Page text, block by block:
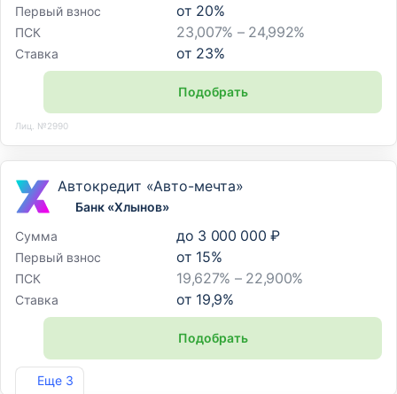
Первый взнос от 20%
ПСК 23,007% – 24,992%
Ставка от 23%
Подобрать
Лиц. №2990
Еще 3
Автокредит «Авто-мечта»
Банк «Хлынов»
Сумма
до 3 000 000 ₽
Первый взнос от 15%
ПСК 19,627% – 22,900%
Ставка от 19,9%
Подобрать
Лиц. №254